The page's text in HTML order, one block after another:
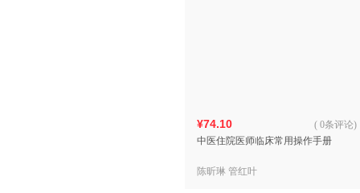
¥74.10
中医住院医师临床常用操作手册
( 0条评论)
陈昕琳 管红叶